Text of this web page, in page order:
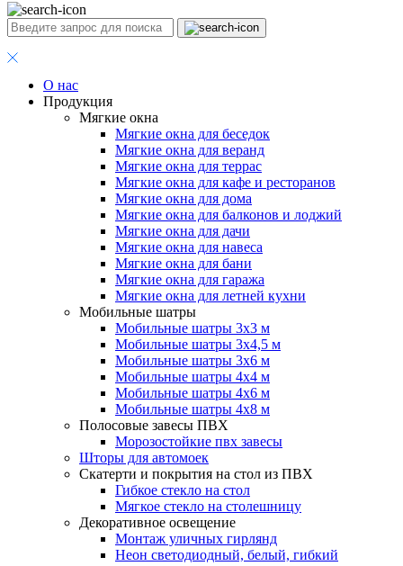
О нас
Продукция
Мягкие окна
Мягкие окна для беседок
Мягкие окна для веранд
Мягкие окна для террас
Мягкие окна для кафе и ресторанов
Мягкие окна для дома
Мягкие окна для балконов и лоджий
Мягкие окна для дачи
Мягкие окна для навеса
Мягкие окна для бани
Мягкие окна для гаража
Мягкие окна для летней кухни
Мобильные шатры
Мобильные шатры 3х3 м
Мобильные шатры 3х4,5 м
Мобильные шатры 3х6 м
Мобильные шатры 4х4 м
Мобильные шатры 4х6 м
Мобильные шатры 4х8 м
Полосовые завесы ПВХ
Морозостойкие пвх завесы
Шторы для автомоек
Скатерти и покрытия на стол из ПВХ
Гибкое стекло на стол
Мягкое стекло на столешницу
Декоративное освещение
Монтаж уличных гирлянд
Неон светодиодный, белый, гибкий